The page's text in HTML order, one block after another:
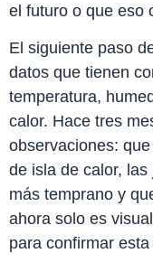
el futuro o que eso
El siguiente paso
datos que tienen
temperatura,
calor. Hace tres
observaciones:
de isla de calor,
más temprano y
ahora solo es
para confirmar esta